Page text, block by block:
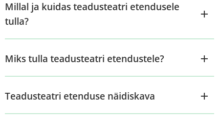
Millal ja kuidas teadusteatri etendusele
tulla?
Miks tulla teadusteatri etendustele?
Teadusteatri etenduse näidiskava